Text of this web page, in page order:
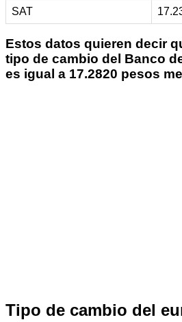
SAT
Estos datos quieren decir
tipo de cambio del Banco
es igual a 17.2820 pesos
Tipo de cambio del